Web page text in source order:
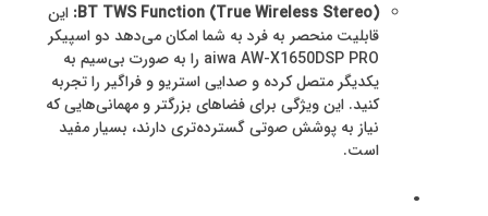
BT TWS Function (True Wireless Stereo): این
قابلیت منحصر به فرد به شما امکان می‌دهد دو اسپیکر
aiwa AW-X1650DSP PRO را به صورت بی‌سیم به
یکدیگر متصل کرده و صدایی استریو و فراگیر را تجربه
کنید. این ویژگی برای فضاهای بزرگتر و مهمانی‌هایی که
نیاز به پوشش صوتی گسترده‌تری دارند، بسیار مفید
است.
.